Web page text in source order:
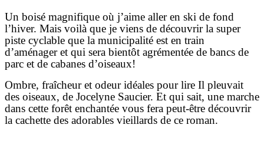
Un boisé magnifique où j’aime aller en ski de fond
l’hiver. Mais voilà que je viens de découvrir la super
piste cyclable que la municipalité est en train
d’aménager et qui sera bientôt agrémentée de bancs de
parc et de cabanes d’oiseaux!
Ombre, fraîcheur et odeur idéales pour lire Il pleuvait
des oiseaux, de Jocelyne Saucier. Et qui sait, une marche
dans cette forêt enchantée vous fera peut-être découvrir
la cachette des adorables vieillards de ce roman.